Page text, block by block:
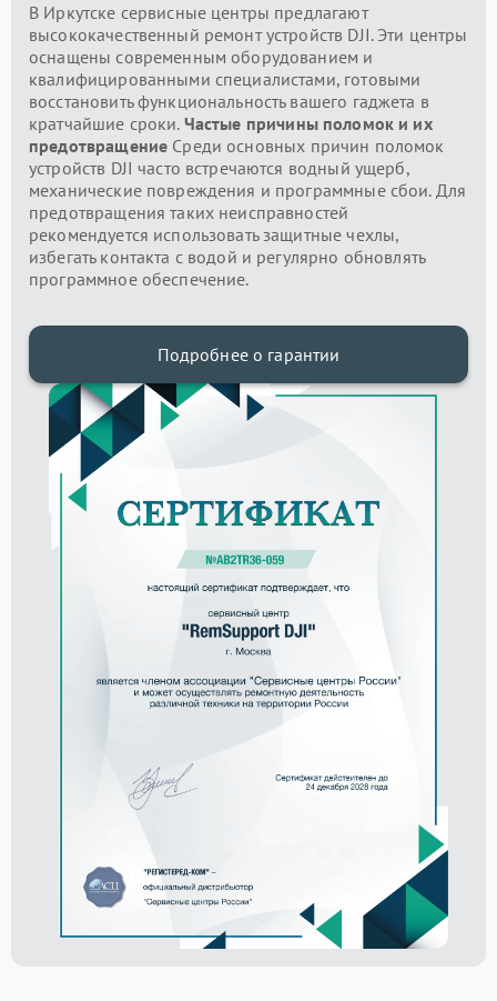
В Иркутске сервисные центры предлагают
высококачественный ремонт устройств DJI. Эти центры
оснащены современным оборудованием и
квалифицированными специалистами, готовыми
восстановить функциональность вашего гаджета в
кратчайшие сроки. Частые причины поломок и их
предотвращение Среди основных причин поломок
устройств DJI часто встречаются водный ущерб,
механические повреждения и программные сбои. Для
предотвращения таких неисправностей
рекомендуется использовать защитные чехлы,
избегать контакта с водой и регулярно обновлять
программное обеспечение.
Подробнее о гарантии